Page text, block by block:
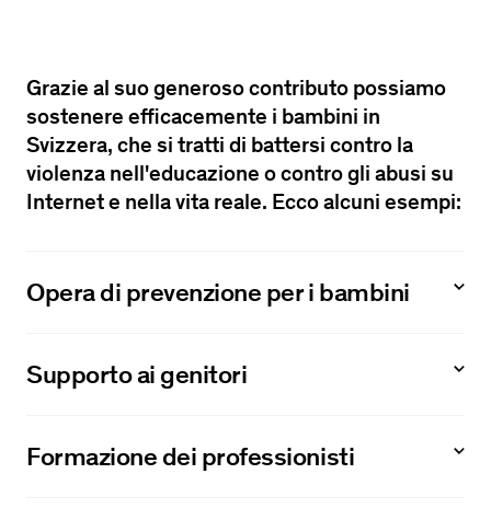
Grazie al suo generoso contributo possiamo
sostenere efficacemente i bambini in
Svizzera, che si tratti di battersi contro la
violenza nell'educazione o contro gli abusi su
Internet e nella vita reale. Ecco alcuni esempi:
Opera di prevenzione per i bambini
Supporto ai genitori
Formazione dei professionisti